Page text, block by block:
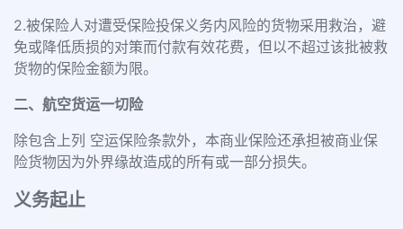
2.被保险人对遭受保险投保义务内风险的货物采用救治，避
免或降低质损的对策而付款有效花费，但以不超过该批被救
货物的保险金额为限。
二、航空货运一切险
除包含上列 空运保险条款外，本商业保险还承担被商业保
险货物因为外界缘故造成的所有或一部分损失。
义务起止